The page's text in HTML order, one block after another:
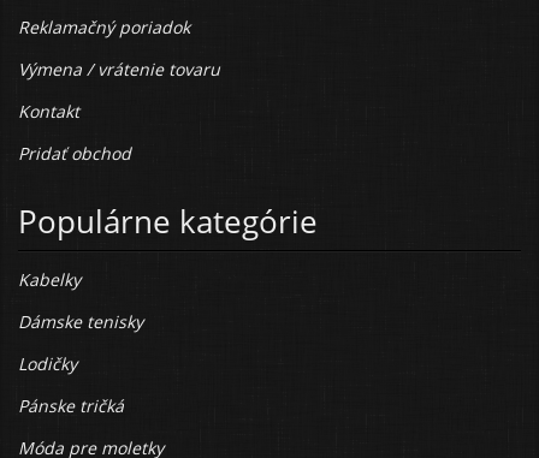
Reklamačný poriadok
Výmena / vrátenie tovaru
Kontakt
Pridať obchod
Populárne kategórie
Kabelky
Dámske tenisky
Lodičky
Pánske tričká
Móda pre moletky